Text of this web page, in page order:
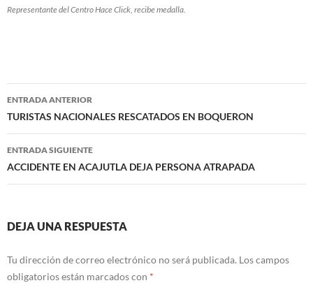
Representante del Centro Hace Click, recibe medalla.
Navegación
de
entradas
ENTRADA ANTERIOR
TURISTAS NACIONALES RESCATADOS EN BOQUERON
ENTRADA SIGUIENTE
ACCIDENTE EN ACAJUTLA DEJA PERSONA ATRAPADA
DEJA UNA RESPUESTA
Tu dirección de correo electrónico no será publicada. Los campos
obligatorios están marcados con *